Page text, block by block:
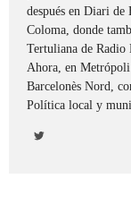
MENÚ DEL DÍA
después en Diari
Coloma, donde
Tertuliana de Radio
Ahora, en Metrópoli
Barcelonès Nord,
Política local y